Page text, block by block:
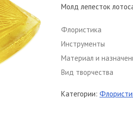
Молд лепесток
Флористика
Инструменты
Материал и
Вид творчества
Категории: